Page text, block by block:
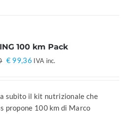
100 km Pack
Il
era:
€ 124,20.
€ 99,36 Il
è:
€ 99,36.
IVA inc.
subito il kit nutrizionale che
propone 100 km di Marco